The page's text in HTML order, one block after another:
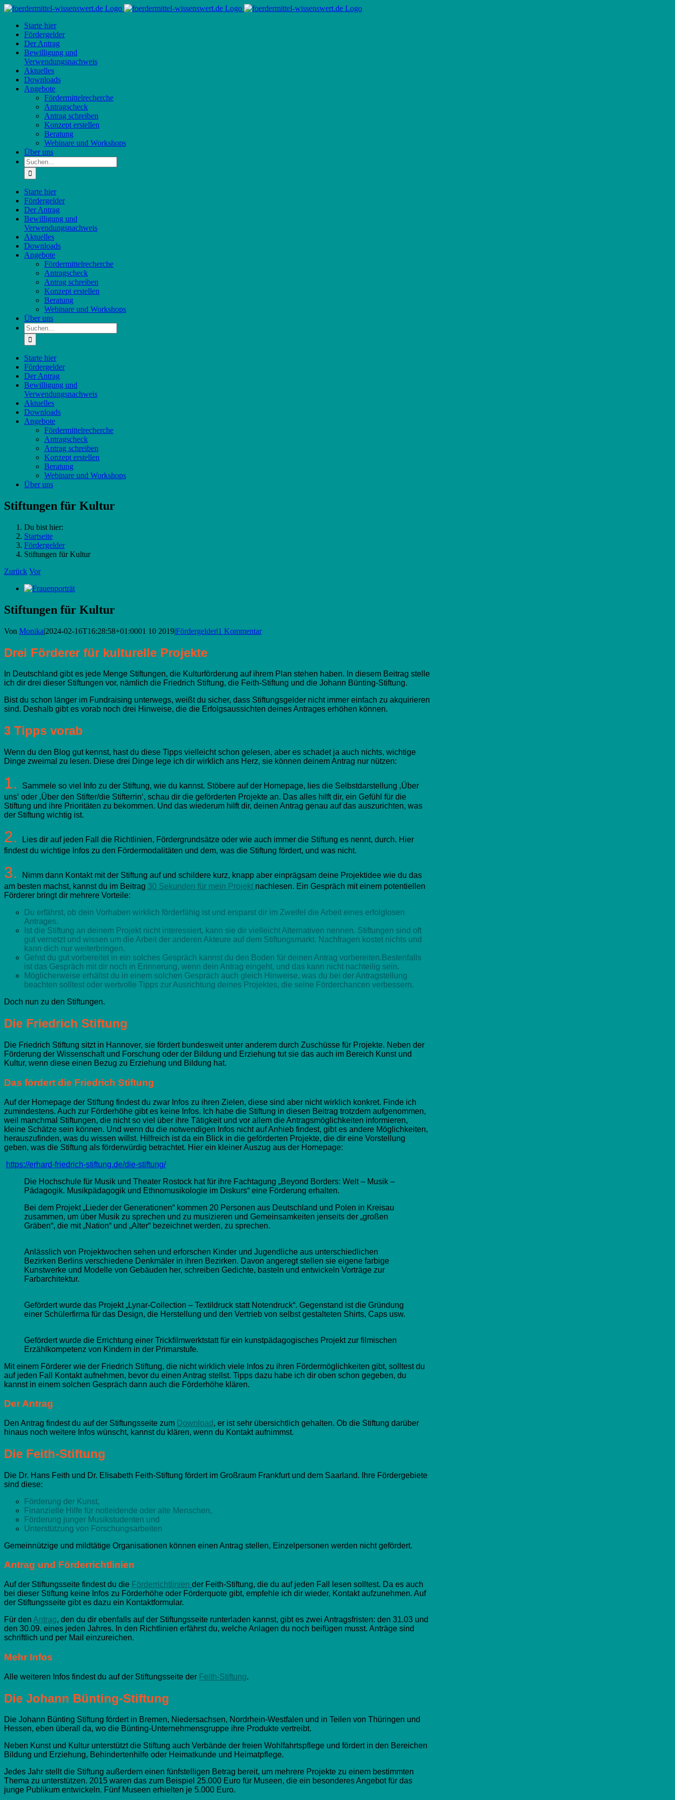
Zum
springenStarte hier
Fördergelder
Der Antrag
Bewilligung und
Verwendungsnachweis
Aktuelles
Downloads
Angebote
Fördermittelrecherche
Antragscheck
Antrag schreiben
Konzept erstellen
Beratung
Webinare und Workshops
Über uns
Suche
nach:
Starte hier
Fördergelder
Der Antrag
Bewilligung und
Verwendungsnachweis
Aktuelles
Downloads
Angebote
Fördermittelrecherche
Antragscheck
Antrag schreiben
Konzept erstellen
Beratung
Webinare und Workshops
Über uns
Suche
nach:
Starte hier
Fördergelder
Der Antrag
Bewilligung und
Verwendungsnachweis
Aktuelles
Downloads
Angebote
Fördermittelrecherche
Antragscheck
Antrag schreiben
Konzept erstellen
Beratung
Webinare und Workshops
Über uns
Stiftungen für Kultur
Du bist hier:
Startseite
Fördergelder
Stiftungen für Kultur
Zurück Vor
Zeige
Bild
Stiftungen für Kultur
Von Monika|2024-02-16T16:28:58+01:0001 10 2019|Fördergelder|1 Kommentar
Drei Förderer für kulturelle Projekte
In Deutschland gibt es jede Menge Stiftungen, die Kulturförderung auf ihrem Plan stehen haben. In diesem Beitrag stelle
ich dir drei dieser Stiftungen vor, nämlich die Friedrich Stiftung, die Feith-Stiftung und die Johann Bünting-Stiftung.
Bist du schon länger im Fundraising unterwegs, weißt du sicher, dass Stiftungsgelder nicht immer einfach zu akquirieren
sind. Deshalb gibt es vorab noch drei Hinweise, die die Erfolgsaussichten deines Antrages erhöhen können.
3 Tipps vorab
Wenn du den Blog gut kennst, hast du diese Tipps vielleicht schon gelesen, aber es schadet ja auch nichts, wichtige
Dinge zweimal zu lesen. Diese drei Dinge lege ich dir wirklich ans Herz, sie können deinem Antrag nur nützen:
1.
Sammele so viel Info zu der Stiftung, wie du kannst. Stöbere auf der Homepage, lies die Selbstdarstellung ‚Über
uns‘ oder ‚Über den Stifter/die Stifterrin‘, schau dir die geförderten Projekte an. Das alles hilft dir, ein Gefühl für die
Stiftung und ihre Prioritäten zu bekommen. Und das wiederum hilft dir, deinen Antrag genau auf das auszurichten, was
der Stiftung wichtig ist.
2.
Lies dir auf jeden Fall die Richtlinien, Fördergrundsätze oder wie auch immer die Stiftung es nennt, durch. Hier
findest du wichtige Infos zu den Fördermodalitäten und dem, was die Stiftung fördert, und was nicht.
3.
Nimm dann Kontakt mit der Stiftung auf und schildere kurz, knapp aber einprägsam deine Projektidee wie du das
am besten machst, kannst du im Beitrag 30 Sekunden für mein Projekt nachlesen. Ein Gespräch mit einem potentiellen
Förderer bringt dir mehrere Vorteile:
Du erfährst, ob dein Vorhaben wirklich förderfähig ist und ersparst dir im Zweifel die Arbeit eines erfolglosen
Antrages.
Ist die Stiftung an deinem Projekt nicht interessiert, kann sie dir vielleicht Alternativen nennen. Stiftungen sind oft
gut vernetzt und wissen um die Arbeit der anderen Akteure auf dem Stiftungsmarkt. Nachfragen kostet nichts und
kann dich nur weiterbringen.
Gehst du gut vorbereitet in ein solches Gespräch kannst du den Boden für deinen Antrag vorbereiten.Bestenfalls
ist das Gespräch mit dir noch in Erinnerung, wenn dein Antrag eingeht, und das kann nicht nachteilig sein.
Möglicherweise erhältst du in einem solchen Gespräch auch gleich Hinweise, was du bei der Antragstellung
beachten solltest oder wertvolle Tipps zur Ausrichtung deines Projektes, die seine Förderchancen verbessern.
Doch nun zu den Stiftungen.
Die Friedrich Stiftung
Die Friedrich Stiftung sitzt in Hannover, sie fördert bundesweit unter anderem durch Zuschüsse für Projekte. Neben der
Förderung der Wissenschaft und Forschung oder der Bildung und Erziehung tut sie das auch im Bereich Kunst und
Kultur, wenn diese einen Bezug zu Erziehung und Bildung hat.
Das fördert die Friedrich Stiftung
Auf der Homepage der Stiftung findest du zwar Infos zu ihren Zielen, diese sind aber nicht wirklich konkret. Finde ich
zumindestens. Auch zur Förderhöhe gibt es keine Infos. Ich habe die Stiftung in diesen Beitrag trotzdem aufgenommen,
weil manchmal Stiftungen, die nicht so viel über ihre Tätigkeit und vor allem die Antragsmöglichkeiten informieren,
kleine Schätze sein können. Und wenn du die notwendigen Infos nicht auf Anhieb findest, gibt es andere Möglichkeiten,
herauszufinden, was du wissen willst. Hilfreich ist da ein Blick in die geförderten Projekte, die dir eine Vorstellung
geben, was die Stiftung als förderwürdig betrachtet. Hier ein kleiner Auszug aus der Homepage:
https://erhard-friedrich-stiftung.de/die-stiftung/
Die Hochschule für Musik und Theater Rostock hat für ihre Fachtagung „Beyond Borders: Welt – Musik –
Pädagogik. Musikpädagogik und Ethnomusikologie im Diskurs“ eine Förderung erhalten.
Bei dem Projekt „Lieder der Generationen“ kommen 20 Personen aus Deutschland und Polen in Kreisau
zusammen, um über Musik zu sprechen und zu musizieren und Gemeinsamkeiten jenseits der „großen
Gräben“, die mit „Nation“ und „Alter“ bezeichnet werden, zu sprechen.
Anlässlich von Projektwochen sehen und erforschen Kinder und Jugendliche aus unterschiedlichen
Bezirken Berlins verschiedene Denkmäler in ihren Bezirken. Davon angeregt stellen sie eigene farbige
Kunstwerke und Modelle von Gebäuden her, schreiben Gedichte, basteln und entwickeln Vorträge zur
Farbarchitektur.
Gefördert wurde das Projekt „Lynar-Collection – Textildruck statt Notendruck“. Gegenstand ist die Gründung
einer Schülerfirma für das Design, die Herstellung und den Vertrieb von selbst gestalteten Shirts, Caps usw.
Gefördert wurde die Errichtung einer Trickfilmwerktstatt für ein kunstpädagogisches Projekt zur filmischen
Erzählkompetenz von Kindern in der Primarstufe.
Mit einem Förderer wie der Friedrich Stiftung, die nicht wirklich viele Infos zu ihren Fördermöglichkeiten gibt, solltest du
auf jeden Fall Kontakt aufnehmen, bevor du einen Antrag stellst. Tipps dazu habe ich dir oben schon gegeben, du
kannst in einem solchen Gespräch dann auch die Förderhöhe klären.
Der Antrag
Den Antrag findest du auf der Stiftungsseite zum Download , er ist sehr übersichtlich gehalten. Ob die Stiftung darüber
hinaus noch weitere Infos wünscht, kannst du klären, wenn du Kontakt aufnimmst.
Die Feith-Stiftung
Die Dr. Hans Feith und Dr. Elisabeth Feith-Stiftung fördert im Großraum Frankfurt und dem Saarland. Ihre Fördergebiete
sind diese:
Förderung der Kunst,
Finanzielle Hilfe für notleidende oder alte Menschen,
Förderung junger Musikstudenten und
Unterstützung von Forschungsarbeiten
Gemeinnützige und mildtätige Organisationen können einen Antrag stellen, Einzelpersonen werden nicht gefördert.
Antrag und Förderrichtlinien
Auf der Stiftungsseite findest du die Förderrichtlinien der Feith-Stiftung, die du auf jeden Fall lesen solltest. Da es auch
bei dieser Stiftung keine Infos zu Förderhöhe oder Förderquote gibt, empfehle ich dir wieder, Kontakt aufzunehmen. Auf
der Stiftungsseite gibt es dazu ein Kontaktformular.
Für den Antrag, den du dir ebenfalls auf der Stiftungsseite runterladen kannst, gibt es zwei Antragsfristen: den 31.03 und
den 30.09. eines jeden Jahres. In den Richtlinien erfährst du, welche Anlagen du noch beifügen musst. Anträge sind
schriftlich und per Mail einzureichen.
Mehr Infos
Alle weiteren Infos findest du auf der Stiftungsseite der Feith-Stiftung.
Die Johann Bünting-Stiftung
Die Johann Bünting Stiftung fördert in Bremen, Niedersachsen, Nordrhein-Westfalen und in Teilen von Thüringen und
Hessen, eben überall da, wo die Bünting-Unternehmensgruppe ihre Produkte vertreibt.
Neben Kunst und Kultur unterstützt die Stiftung auch Verbände der freien Wohlfahrtspflege und fördert in den Bereichen
Bildung und Erziehung, Behindertenhilfe oder Heimatkunde und Heimatpflege.
Jedes Jahr stellt die Stiftung außerdem einen fünfstelligen Betrag bereit, um mehrere Projekte zu einem bestimmten
Thema zu unterstützen. 2015 waren das zum Beispiel 25.000 Euro für Museen, die ein besonderes Angebot für das
junge Publikum entwickeln. Fünf Museen erhielten je 5.000 Euro.